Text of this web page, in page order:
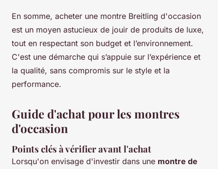
En somme, acheter une montre Breitling d'occasion
est un moyen astucieux de jouir de produits de luxe,
tout en respectant son budget et l’environnement.
C'est une démarche qui s’appuie sur l’expérience et
la qualité, sans compromis sur le style et la
performance.
Guide d'achat pour les montres
d'occasion
Points clés à vérifier avant l'achat
Lorsqu'on envisage d'investir dans une montre de